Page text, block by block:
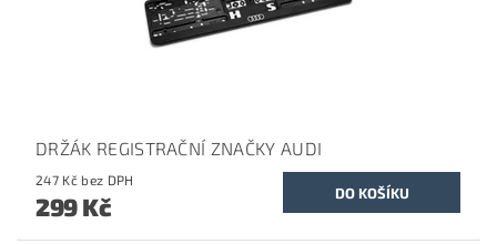
DRŽÁK REGISTRAČNÍ ZNAČKY AUDI
247 Kč bez DPH
299 Kč